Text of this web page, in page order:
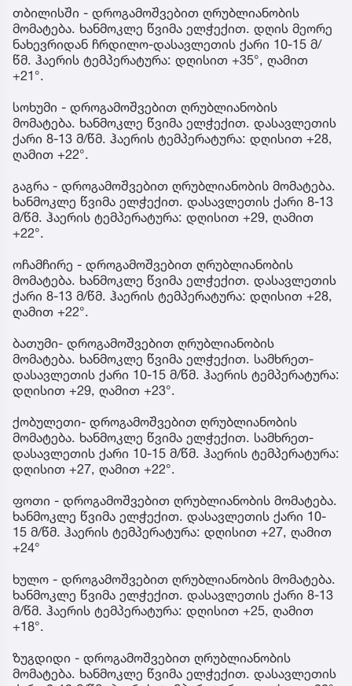
თბილისში - დროგამოშვებით ღრუბლიანობის
მომატება. ხანმოკლე წვიმა ელჭექით. დღის მეორე
ნახევრიდან ჩრდილო-დასავლეთის ქარი 10-15 მ/
წმ. ჰაერის ტემპერატურა: დღისით +35°, ღამით
+21°.
სოხუმი - დროგამოშვებით ღრუბლიანობის
მომატება. ხანმოკლე წვიმა ელჭექით. დასავლეთის
ქარი 8-13 მ/წმ. ჰაერის ტემპერატურა: დღისით +28,
ღამით +22°.
გაგრა - დროგამოშვებით ღრუბლიანობის მომატება.
ხანმოკლე წვიმა ელჭექით. დასავლეთის ქარი 8-13
მ/წმ. ჰაერის ტემპერატურა: დღისით +29, ღამით
+22°.
ოჩამჩირე - დროგამოშვებით ღრუბლიანობის
მომატება. ხანმოკლე წვიმა ელჭექით. დასავლეთის
ქარი 8-13 მ/წმ. ჰაერის ტემპერატურა: დღისით +28,
ღამით +22°.
ბათუმი- დროგამოშვებით ღრუბლიანობის
მომატება. ხანმოკლე წვიმა ელჭექით. სამხრეთ-
დასავლეთის ქარი 10-15 მ/წმ. ჰაერის ტემპერატურა:
დღისით +29, ღამით +23°.
ქობულეთი- დროგამოშვებით ღრუბლიანობის
მომატება. ხანმოკლე წვიმა ელჭექით. სამხრეთ-
დასავლეთის ქარი 10-15 მ/წმ. ჰაერის ტემპერატურა:
დღისით +27, ღამით +22°.
ფოთი - დროგამოშვებით ღრუბლიანობის მომატება.
ხანმოკლე წვიმა ელჭექით. დასავლეთის ქარი 10-
15 მ/წმ. ჰაერის ტემპერატურა: დღისით +27, ღამით
+24°
ხულო - დროგამოშვებით ღრუბლიანობის მომატება.
ხანმოკლე წვიმა ელჭექით. დასავლეთის ქარი 8-13
მ/წმ. ჰაერის ტემპერატურა: დღისით +25, ღამით
+18°.
ზუგდიდი - დროგამოშვებით ღრუბლიანობის
მომატება. ხანმოკლე წვიმა ელჭექით. დასავლეთის